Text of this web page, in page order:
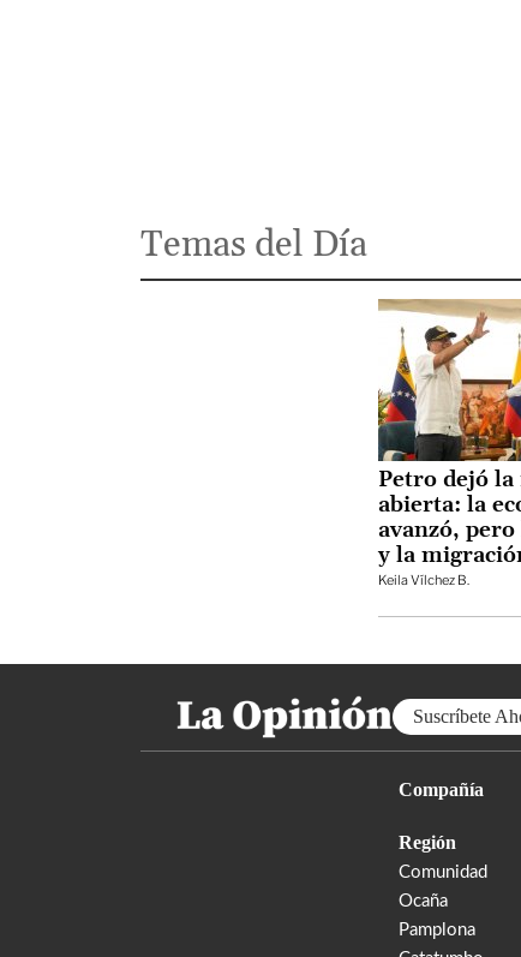
Temas del Día
Petro dejó
abierta: la
avanzó,
y la
Keila Vílchez B.
Suscríbete
Compañía
Región
Comunidad
Ocaña
Pamplona